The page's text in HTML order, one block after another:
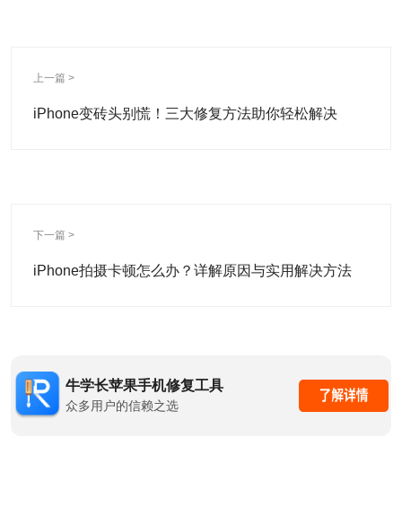
上一篇 >
iPhone变砖头别慌！三大修复方法助你轻松解决
下一篇 >
iPhone拍摄卡顿怎么办？详解原因与实用解决方法
牛学长苹果手机修复工具
众多用户的信赖之选